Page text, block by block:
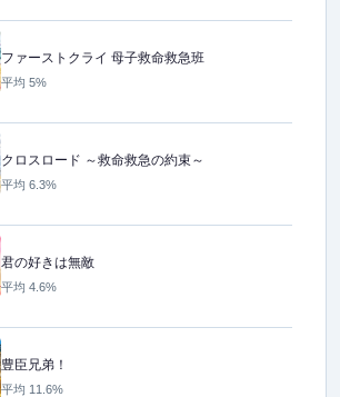
ファーストクライ 母子救命救急班
平均 5%
クロスロード ～救命救急の約束～
平均 6.3%
君の好きは無敵
平均 4.6%
豊臣兄弟！
平均 11.6%